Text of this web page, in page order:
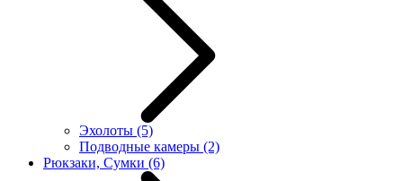
Эхолоты (5)
Подводные камеры (2)
Рюкзаки, Сумки (6)